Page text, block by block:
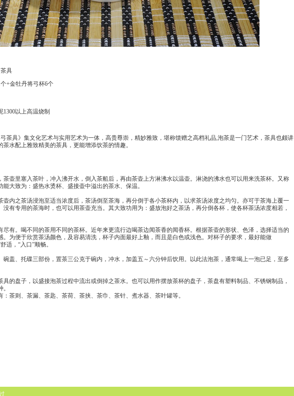
具
+金牡丹将弓杯6个
1300以上高温烧制
茶具》集文化艺术与实用艺术为一体，高贵尊崇，精妙雅致，堪称馈赠之高档礼品,泡茶是一门艺术，茶具也颇讲
水配上雅致精美的茶具，更能增添饮茶的情趣。
里塞入茶叶，冲入沸开水，倒入茶船后，再由茶壶上方淋沸水以温壶。淋浇的沸水也可以用来洗茶杯。又称
大致为：盛热水烫杯、盛接壶中溢出的茶水、保温。
之茶汤浸泡至适当浓度后，茶汤倒至茶海，再分倒于各小茶杯内，以求茶汤浓度之均匀。亦可于茶海上覆一
没有专用的茶海时，也可以用茶壶充当。其大致功用为：盛放泡好之茶汤，再分倒各杯，使各杯茶汤浓度相若，
。喝不同的茶用不同的茶杯。近年来更流行边喝茶边闻茶香的闻香杯。根据茶壶的形状、色泽，选择适当的
。为便于欣赏茶汤颜色，及容易清洗，杯子内面最好上釉，而且是白色或浅色。对杯子的要求，最好能做
适，“入口”顺畅。
、托碟三部份，置茶三公克于碗内，冲水，加盖五～六分钟后饮用。以此法泡茶，通常喝上一泡已足，至多
盘子，以盛接泡茶过程中流出或倒掉之茶水。也可以用作摆放茶杯的盘子，茶盘有塑料制品、不锈钢制品，
则、茶漏、茶匙、茶荷、茶挟、茶巾、茶针、煮水器、茶叶罐等。